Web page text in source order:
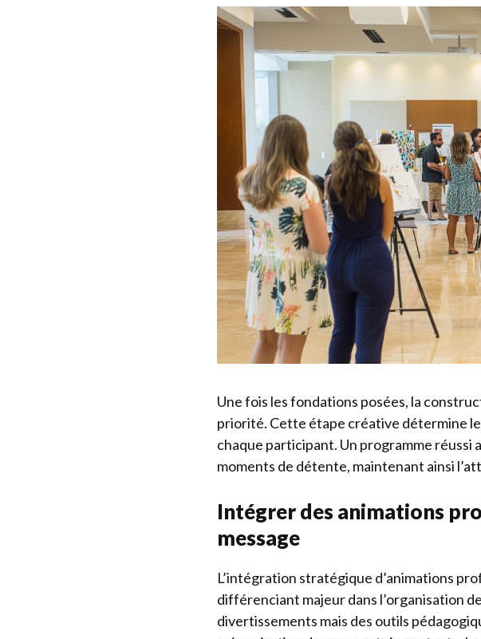
Une fois les fondations posées, la
priorité. Cette étape créative détermine
chaque participant. Un programme
moments de détente, maintenant ainsi
Intégrer des animations
message
L’intégration stratégique d’animations
différenciant majeur dans l’organisation
divertissements mais des outils